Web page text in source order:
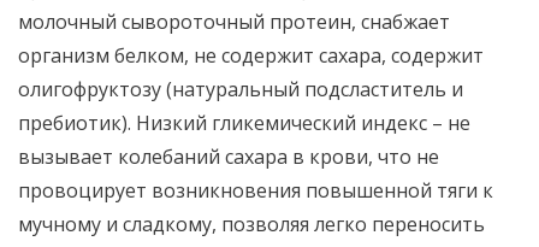
молочный сывороточный протеин, снабжает
организм белком, не содержит сахара, содержит
олигофруктозу (натуральный подсластитель и
пребиотик). Низкий гликемический индекс – не
вызывает колебаний сахара в крови, что не
провоцирует возникновения повышенной тяги к
мучному и сладкому, позволяя легко переносить